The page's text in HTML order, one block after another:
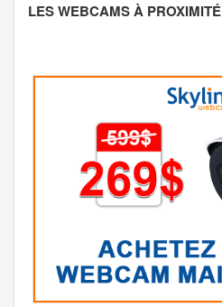
LES WEBCAMS À PROXIMITÉ